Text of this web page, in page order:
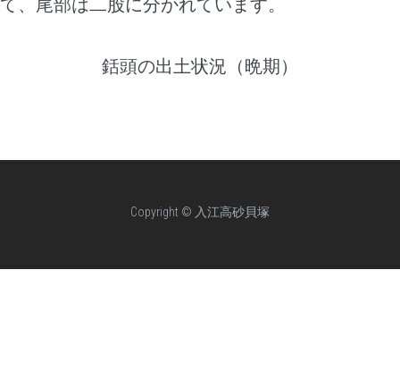
て、尾部は二股に分かれています。
銛頭の出土状況（晩期）
Copyright © 入江高砂貝塚